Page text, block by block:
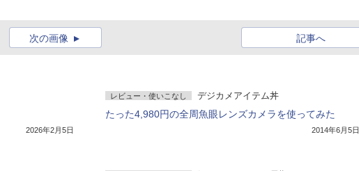
記事へ
次の画像
2026年2月5日
レビュー・使いこなし デジカメアイテム丼
たった4,980円の全周魚眼レンズカメラを使ってみた
2014年6月5日